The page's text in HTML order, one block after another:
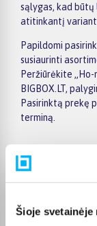
Šioje svetainėje
sąlygas, kad būtų
atitinkantį
Papildomi
susiaurinti
Peržiūrėkite
BIGBOX.LT,
Pasirinktą prekę
terminą.